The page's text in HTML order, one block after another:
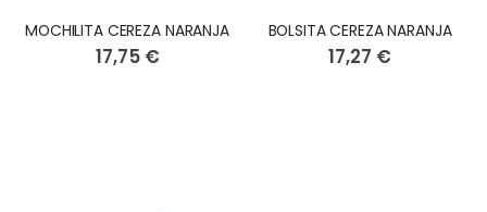
MOCHILITA CEREZA NARANJA
17,75 €
BOLSITA CEREZA NARANJA
17,27 €